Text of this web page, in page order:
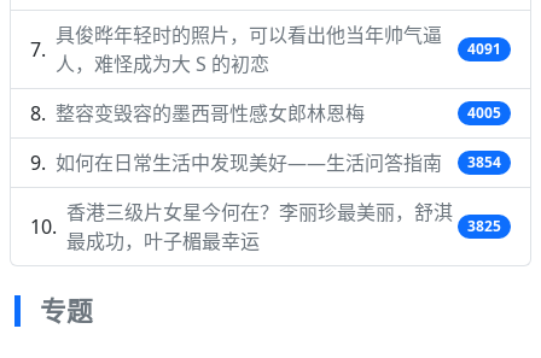
具俊晔年轻时的照片，可以看出他当年帅气逼
人，难怪成为大 S 的初恋
4091
整容变毁容的墨西哥性感女郎林恩梅 4005
如何在日常生活中发现美好——生活问答指南 3854
香港三级片女星今何在？李丽珍最美丽，舒淇
最成功，叶子楣最幸运
3825
专题